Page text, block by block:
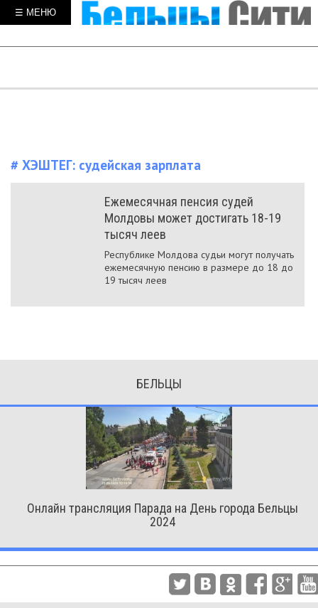
☰ МЕНЮ
# ХЭШТЕГ: судейская зарплата
Ежемесячная пенсия судей
Молдовы может достигать 18-19
тысяч леев
Республике Молдова судьи могут получать
ежемесячную пенсию в размере до 18 до
19 тысяч леев
БЕЛЬЦЫ
Онлайн трансляция Парада на День города Бельцы
2024